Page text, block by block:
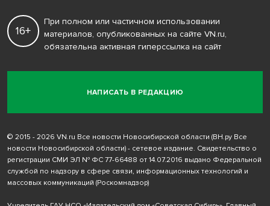
НАПИСАТЬ В РЕДАКЦИЮ
16+
При полном или частичном использовании
материалов, опубликованных на сайте VN.ru,
обязательна активная гиперссылка на сайт
© 2015 - 2026 VN.ru Все новости Новосибирской области (ВН.ру Все
новости Новосибирской области) - сетевое издание. Свидетельство о
регистрации СМИ ЭЛ № ФС 77-66488 от 14.07.2016 выдано Федеральной
службой по надзору в сфере связи, информационных технологий и
массовых коммуникаций (Роскомнадзор)